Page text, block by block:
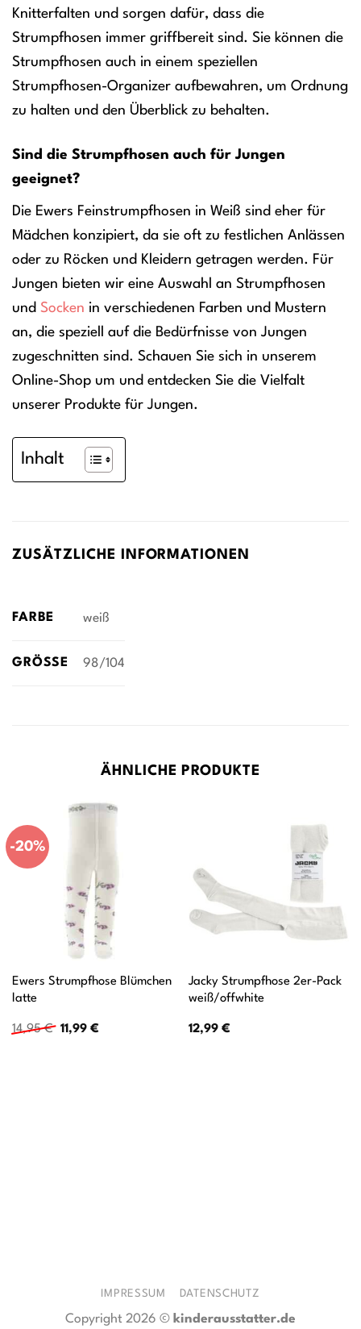
Knitterfalten und sorgen dafür, dass die
Strumpfhosen immer griffbereit sind. Sie können die
Strumpfhosen auch in einem speziellen
Strumpfhosen-Organizer aufbewahren, um Ordnung
zu halten und den Überblick zu behalten.
Sind die Strumpfhosen auch für Jungen
geeignet?
Die Ewers Feinstrumpfhosen in Weiß sind eher für
Mädchen konzipiert, da sie oft zu festlichen Anlässen
oder zu Röcken und Kleidern getragen werden. Für
Jungen bieten wir eine Auswahl an Strumpfhosen
und Socken in verschiedenen Farben und Mustern
an, die speziell auf die Bedürfnisse von Jungen
zugeschnitten sind. Schauen Sie sich in unserem
Online-Shop um und entdecken Sie die Vielfalt
unserer Produkte für Jungen.
Inhalt
ZUSÄTZLICHE INFORMATIONEN
FARBE weiß
GRÖSSE 98/104
ÄHNLICHE PRODUKTE
-20%
Ewers Strumpfhose Blümchen
latte
14,95€ Ursprünglicher
11,99 €Aktueller
Jacky Strumpfhose 2er-Pack
weiß/offwhite
12,99 €
IMPRESSUM DATENSCHUTZ
Copyright 2026 © kinderausstatter.de